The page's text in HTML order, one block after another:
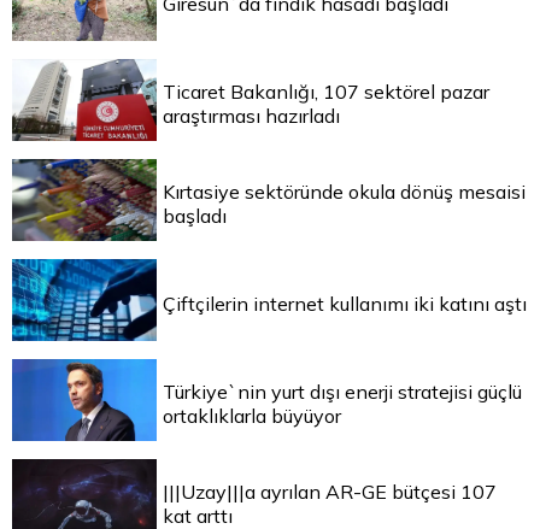
Ticaret Bakanlığı, 107 sektörel pazar
araştırması hazırladı
Kırtasiye sektöründe okula dönüş mesaisi
başladı
Çiftçilerin internet kullanımı iki katını aştı
Türkiye`nin yurt dışı enerji stratejisi güçlü
ortaklıklarla büyüyor
|||Uzay|||a ayrılan AR-GE bütçesi 107
kat arttı